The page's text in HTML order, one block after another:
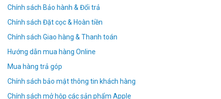
Chính sách Bảo hành & Đổi trả
Chính sách Đặt cọc & Hoàn tiền
Chính sách Giao hàng & Thanh toán
Hướng dẫn mua hàng Online
Mua hàng trả góp
Chính sách bảo mật thông tin khách hàng
Chính sách mở hộp các sản phẩm Apple